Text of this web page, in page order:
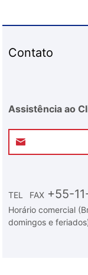
Contato
Assistência ao
TEL FAX +55-
Horário comercial
domingos e